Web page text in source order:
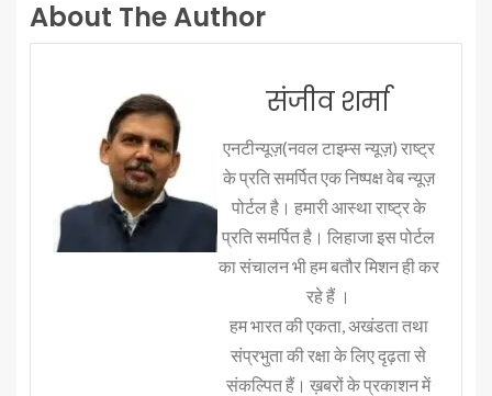
About The Author
संजीव शर्मा
एनटीन्यूज़(नवल टाइम्स न्यूज़) राष्ट्र
के प्रति समर्पित एक निष्पक्ष वेब न्यूज़
पोर्टल है। हमारी आस्था राष्ट्र के
प्रति समर्पित है। लिहाजा इस पोर्टल
का संचालन भी हम बतौर मिशन ही कर
रहे हैं ।
हम भारत की एकता, अखंडता तथा
संप्रभुता की रक्षा के लिए दृढ़ता से
संकल्पित हैं। ख़बरों के प्रकाशन में